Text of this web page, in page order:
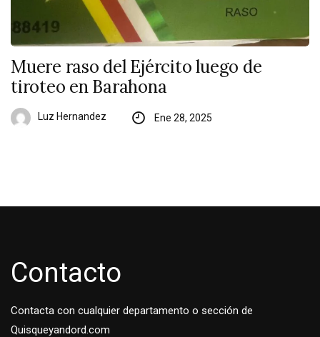
Muere raso del Ejército luego de
tiroteo en Barahona
Luz Hernandez Ene 28, 2025
Contacto
Contacta con cualquier departamento o sección de
Quisqueyandord.com